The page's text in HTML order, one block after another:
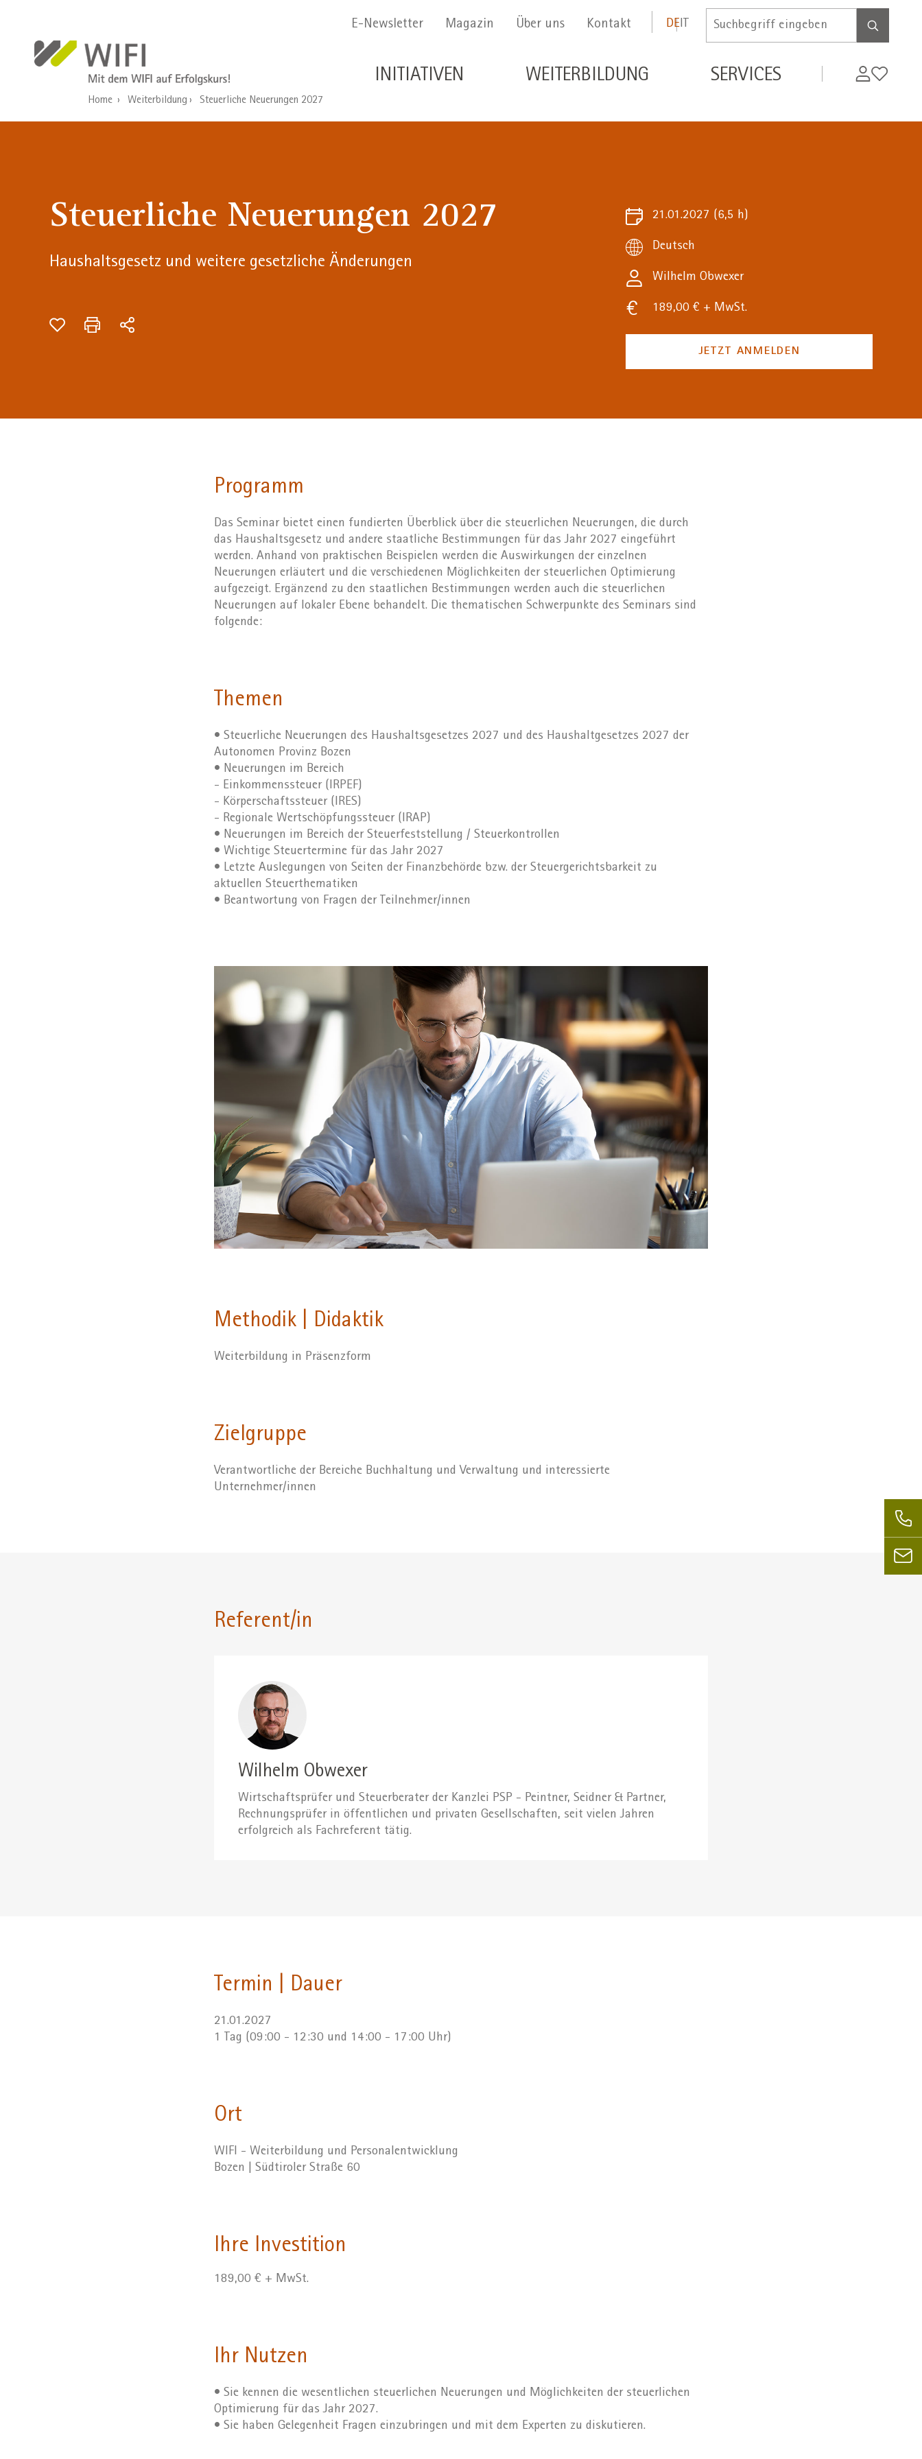
Menu Secondario
E-Newsletter Magazin Über uns Kontakt DEIT
Inserire
di
ricerca
Navigazione principale de
INITIATIVEN WEITERBILDUNG SERVICES MyWifi
Home Weiterbildung Steuerliche Neuerungen 2027
Steuerliche Neuerungen 2027
Haushaltsgesetz und weitere gesetzliche Änderungen
21.01.2027 (6,5 h)
Deutsch
Wilhelm Obwexer
189,00 € + MwSt.
JETZT ANMELDEN
Programm
Das Seminar bietet einen fundierten Überblick über die steuerlichen Neuerungen, die durch
das Haushaltsgesetz und andere staatliche Bestimmungen für das Jahr 2027 eingeführt
werden. Anhand von praktischen Beispielen werden die Auswirkungen der einzelnen
Neuerungen erläutert und die verschiedenen Möglichkeiten der steuerlichen Optimierung
aufgezeigt. Ergänzend zu den staatlichen Bestimmungen werden auch die steuerlichen
Neuerungen auf lokaler Ebene behandelt. Die thematischen Schwerpunkte des Seminars sind
folgende:
Themen
• Steuerliche Neuerungen des Haushaltsgesetzes 2027 und des Haushaltgesetzes 2027 der
Autonomen Provinz Bozen
• Neuerungen im Bereich
- Einkommenssteuer (IRPEF)
- Körperschaftssteuer (IRES)
- Regionale Wertschöpfungssteuer (IRAP)
• Neuerungen im Bereich der Steuerfeststellung / Steuerkontrollen
• Wichtige Steuertermine für das Jahr 2027
• Letzte Auslegungen von Seiten der Finanzbehörde bzw. der Steuergerichtsbarkeit zu
aktuellen Steuerthematiken
• Beantwortung von Fragen der Teilnehmer/innen
Methodik | Didaktik
Weiterbildung in Präsenzform
Zielgruppe
Verantwortliche der Bereiche Buchhaltung und Verwaltung und interessierte
Unternehmer/innen
Referent/in
Wilhelm Obwexer
Wirtschaftsprüfer und Steuerberater der Kanzlei PSP - Peintner, Seidner & Partner,
Rechnungsprüfer in öffentlichen und privaten Gesellschaften, seit vielen Jahren
erfolgreich als Fachreferent tätig.
Termin | Dauer
21.01.2027
1 Tag (09:00 - 12:30 und 14:00 - 17:00 Uhr)
Ort
WIFI - Weiterbildung und Personalentwicklung
Bozen | Südtiroler Straße 60
Ihre Investition
189,00 € + MwSt.
Ihr Nutzen
• Sie kennen die wesentlichen steuerlichen Neuerungen und Möglichkeiten der steuerlichen
Optimierung für das Jahr 2027.
• Sie haben Gelegenheit Fragen einzubringen und mit dem Experten zu diskutieren.